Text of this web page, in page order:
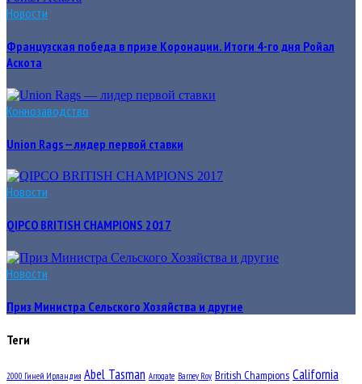
Новости
Французская победа в призе Коронации. Итоги 4-го дня Ройал
Аскота
Коннозаводство
Union Rags — лидер первой ставки
Новости
QIPCO BRITISH CHAMPIONS 2017
Новости
Приз Министра Сельского Хозяйства и другие
Теги
2000 Гиней Ирландия Abel Tasman Arrogate Barney Roy British Champions California